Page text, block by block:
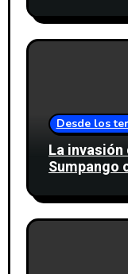
Desde los
La
Sumpango